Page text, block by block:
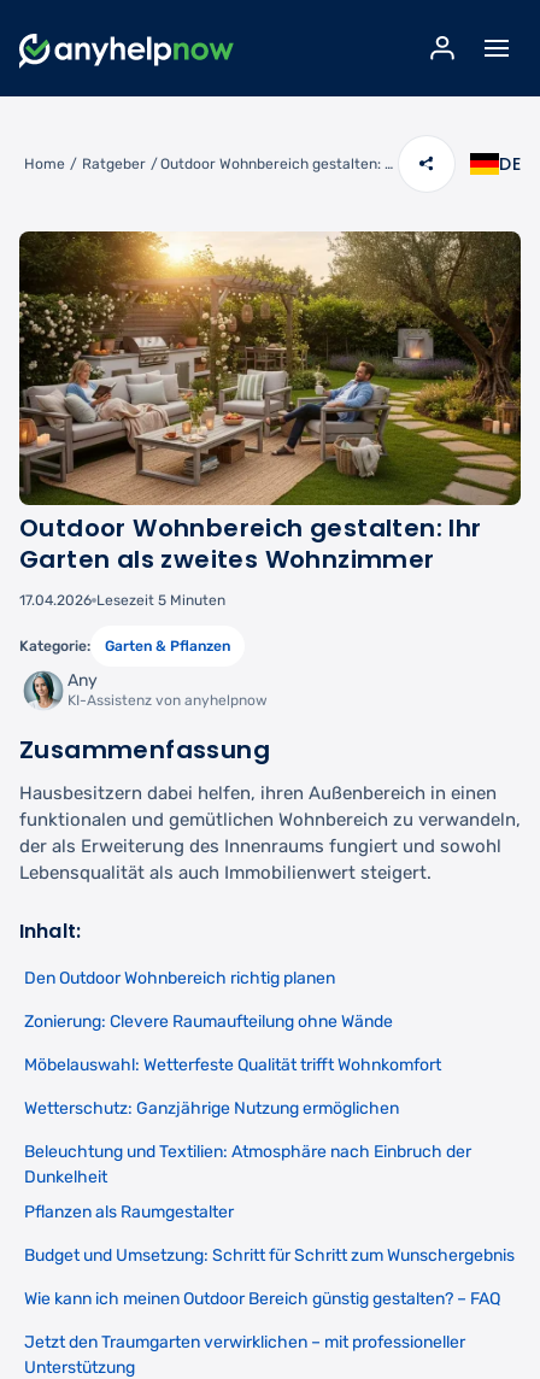
Home / Ratgeber / Outdoor Wohnbereich gestalten: Ihr Garten als zweites Wohnzimmer DE
Outdoor Wohnbereich gestalten: Ihr
Garten als zweites Wohnzimmer
17.04.2026 Lesezeit 5 Minuten
Kategorie: Garten & Pflanzen
Any
KI-Assistenz von anyhelpnow
Zusammenfassung
Hausbesitzern dabei helfen, ihren Außenbereich in einen
funktionalen und gemütlichen Wohnbereich zu verwandeln,
der als Erweiterung des Innenraums fungiert und sowohl
Lebensqualität als auch Immobilienwert steigert.
Inhalt:
Den Outdoor Wohnbereich richtig planen
Zonierung: Clevere Raumaufteilung ohne Wände
Möbelauswahl: Wetterfeste Qualität trifft Wohnkomfort
Wetterschutz: Ganzjährige Nutzung ermöglichen
Beleuchtung und Textilien: Atmosphäre nach Einbruch der
Dunkelheit
Pflanzen als Raumgestalter
Budget und Umsetzung: Schritt für Schritt zum Wunschergebnis
Wie kann ich meinen Outdoor Bereich günstig gestalten? – FAQ
Jetzt den Traumgarten verwirklichen – mit professioneller
Unterstützung